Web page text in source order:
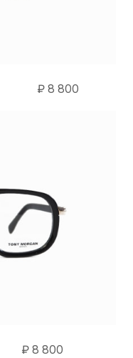
₽8 800
₽8 800